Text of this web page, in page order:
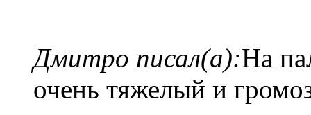
Дмитро писал(а):На
очень тяжелый и